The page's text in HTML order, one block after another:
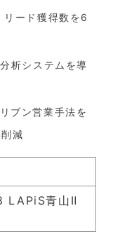
ード獲得数を6
析システムを導
ブン営業手法を
減
LAPiS青山Ⅱ